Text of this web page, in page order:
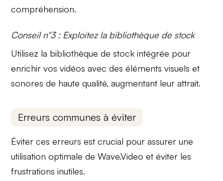
compréhension.
Conseil n°3 : Exploitez la bibliothèque de stock
Utilisez la bibliothèque de stock intégrée pour
enrichir vos vidéos avec des éléments visuels et
sonores de haute qualité, augmentant leur attrait.
Erreurs communes à éviter
Éviter ces erreurs est crucial pour assurer une
utilisation optimale de Wave.Video et éviter les
frustrations inutiles.